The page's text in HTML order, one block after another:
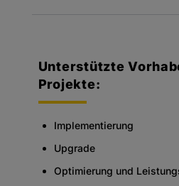
Unterstützte
Projekte:
Implementierung
Upgrade
Optimierung und